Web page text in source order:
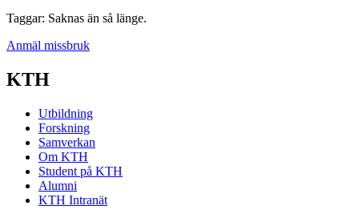
Taggar: Saknas än så länge.
Anmäl missbruk
KTH
Utbildning
Forskning
Samverkan
Om KTH
Student på KTH
Alumni
KTH Intranät